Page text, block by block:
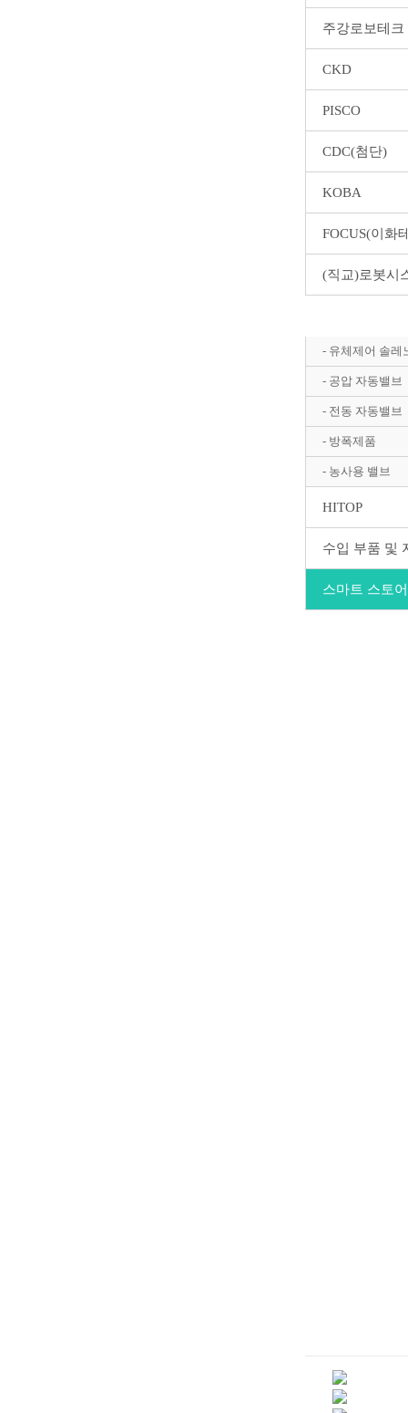
주강로보테크
CKD
PISCO
CDC(첨단)
KOBA
FOCUS(이화
(직교)로봇시
- 유체제어 솔레
- 공압 자동밸브
- 전동 자동밸브
- 방폭제품
- 농사용 밸브
HITOP
수입 부품 및
스마트 스토